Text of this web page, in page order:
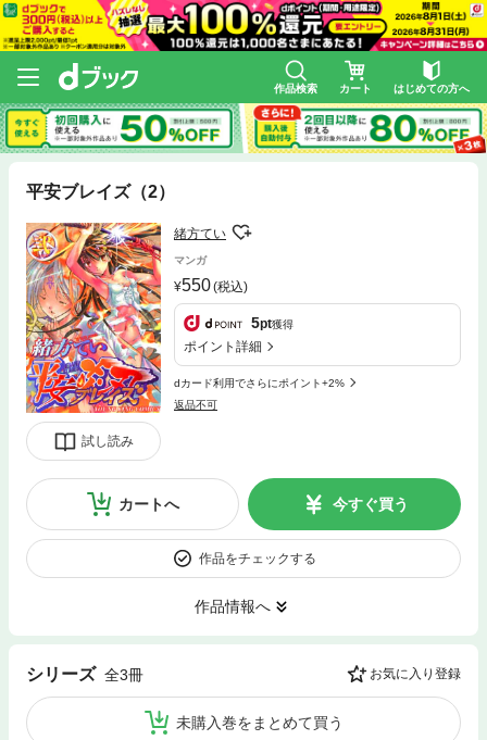
作品検索 カート はじめての方へ
平安ブレイズ（2）
試し読み
緒方てい
マンガ
550(税込)
5pt獲得
ポイント詳細
dカード利用でさらにポイント+2%
返品不可
カートへ 今すぐ買う
作品をチェックする
作品情報へ
シリーズ 全3冊 お気に入り登録
未購入巻をまとめて買う